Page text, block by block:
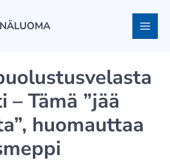
– Tämä ”jää
huomauttaa